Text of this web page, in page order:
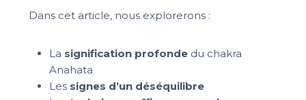
Dans cet article, nous explorerons :
La signification profonde du chakra
Anahata
Les signes d’un déséquilibre